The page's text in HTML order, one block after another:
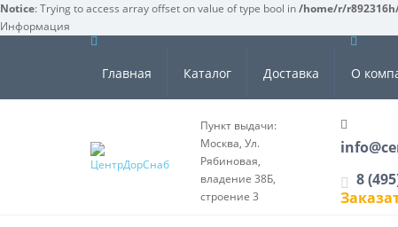
Notice: Trying to access array offset on value of type bool in/home/r/
Информация
Главная Каталог Доставка О
Пункт выдачи:
Москва, Ул.
Рябиновая,
владение 38Б,
строение 3
8